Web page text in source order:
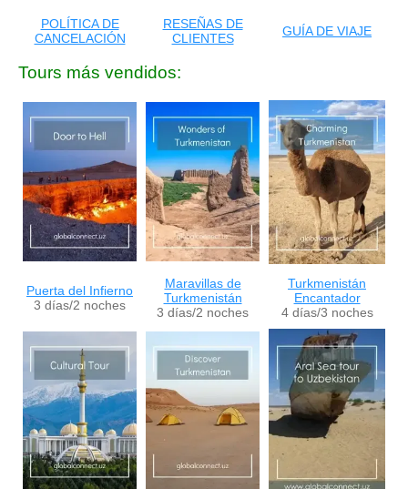
POLÍTICA DE
CANCELACIÓN
RESEÑAS DE
CLIENTES
GUÍA DE VIAJE
Tours más vendidos:
Puerta del Infierno
3 días/2 noches
Maravillas de
Turkmenistán
3 días/2 noches
Turkmenistán
Encantador
4 días/3 noches